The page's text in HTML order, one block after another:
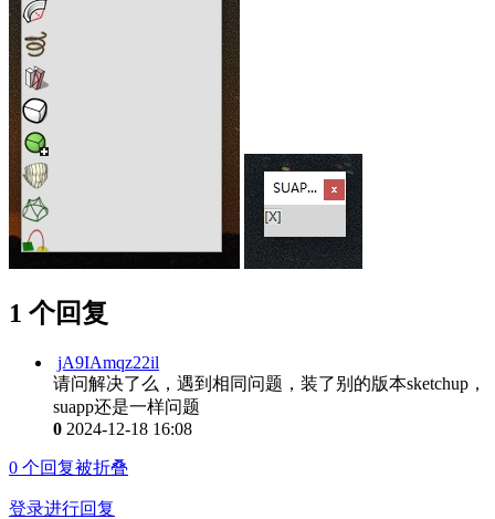
1 个回复
jA9IAmqz22il
请问解决了么，遇到相同问题，装了别的版本sketchup，
suapp还是一样问题
0 2024-12-18 16:08
0 个回复被折叠
登录进行回复